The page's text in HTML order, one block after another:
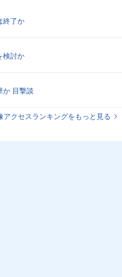
終了か
検討か
か 目撃談
アクセスランキングをもっと見る